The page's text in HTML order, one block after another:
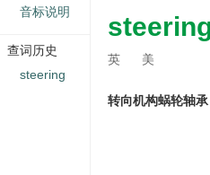
英 美
转向机构蜗轮轴承
音标说明
查词历史
steering